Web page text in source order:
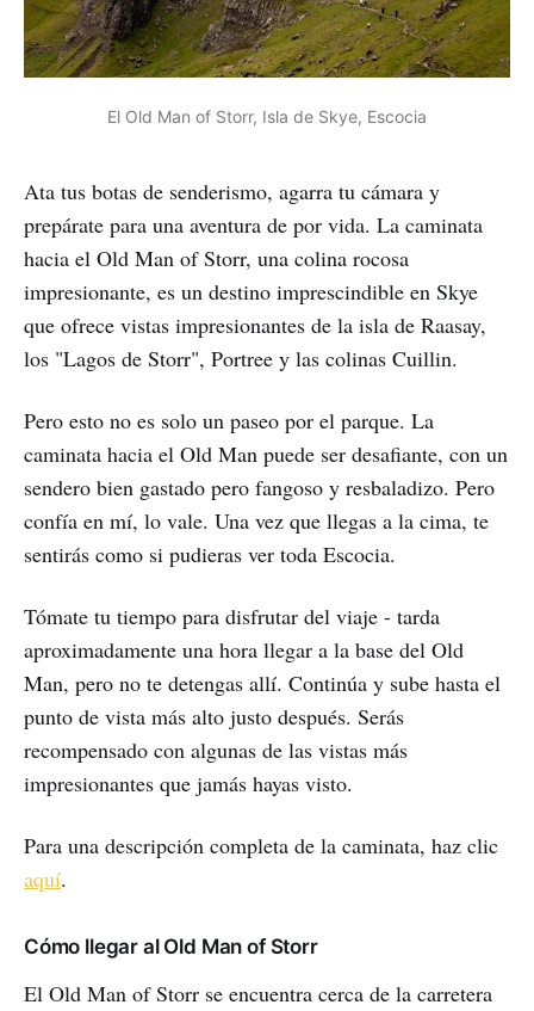
El Old Man of Storr, Isla de Skye, Escocia
Ata tus botas de senderismo, agarra tu cámara y
prepárate para una aventura de por vida. La caminata
hacia el Old Man of Storr, una colina rocosa
impresionante, es un destino imprescindible en Skye
que ofrece vistas impresionantes de la isla de Raasay,
los "Lagos de Storr", Portree y las colinas Cuillin.
Pero esto no es solo un paseo por el parque. La
caminata hacia el Old Man puede ser desafiante, con un
sendero bien gastado pero fangoso y resbaladizo. Pero
confía en mí, lo vale. Una vez que llegas a la cima, te
sentirás como si pudieras ver toda Escocia.
Tómate tu tiempo para disfrutar del viaje - tarda
aproximadamente una hora llegar a la base del Old
Man, pero no te detengas allí. Continúa y sube hasta el
punto de vista más alto justo después. Serás
recompensado con algunas de las vistas más
impresionantes que jamás hayas visto.
Para una descripción completa de la caminata, haz clic
aquí.
Cómo llegar al Old Man of Storr
El Old Man of Storr se encuentra cerca de la carretera